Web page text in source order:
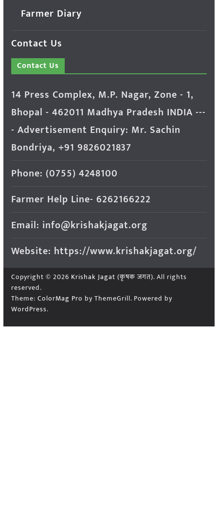
Farmer Diary
Contact Us
Contact Us
14 Press Complex, M.P. Nagar, Zone - 1,
Bhopal - 462011 Madhya Pradesh INDIA ---
- Advertisement Enquiry: Mr. Sachin
Bondriya, +91 9826021837
Phone: (0755) 4248100
Farmer Help Line- 6262166222
Email: info@krishakjagat.org
Website: https://www.krishakjagat.org/
Copyright © 2026 Krishak Jagat (कृषक जगत). All rights
reserved.
Theme: ColorMag Pro by ThemeGrill. Powered by
WordPress.